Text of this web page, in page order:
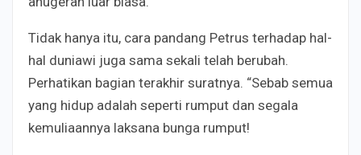
Tidak hanya itu, cara pandang Petrus terhadap hal-
hal duniawi juga sama sekali telah berubah.
Perhatikan bagian terakhir suratnya. “Sebab semua
yang hidup adalah seperti rumput dan segala
kemuliaannya laksana bunga rumput!